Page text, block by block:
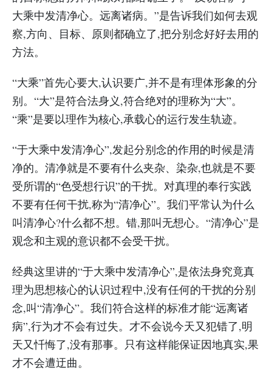
大乘中发清净心。远离诸病。”是告诉我们如何去观
察,方向、目标、原则都确立了,把分别念好好去用的
方法。
“大乘”首先心要大,认识要广,并不是有理体形象的分
别。“大”是符合法身义,符合绝对的理称为“大”。
“乘”是要以理作为核心,承载心的运行发生轨迹。
“于大乘中发清净心”,发起分别念的作用的时候是清
净的。清净就是不要有什么夹杂、染杂,也就是不要
受所谓的“色受想行识”的干扰。对真理的奉行实践
不要有任何干扰,称为“清净心”。我们平常认为什么
叫清净心?什么都不想。错,那叫无想心。“清净心”是
观念和主观的意识都不会受干扰。
经典这里讲的“于大乘中发清净心”,是依法身究竟真
理为思想核心的认识过程中,没有任何的干扰的分别
念,叫“清净心”。我们符合这样的标准才能“远离诸
病”,行为才不会有过失。才不会说今天又犯错了,明
天又忏悔了,没有那事。只有这样能保证因地真实,果
才不会遭迂曲。